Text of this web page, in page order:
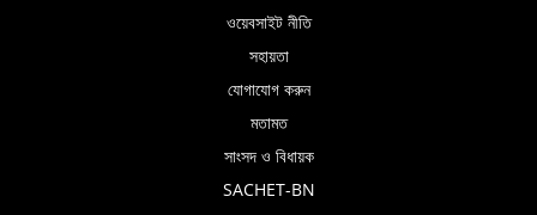
ওয়েবসাইট নীতি
সহায়তা
যোগাযোগ করুন
মতামত
সাংসদ ও বিধায়ক
SACHET-BN